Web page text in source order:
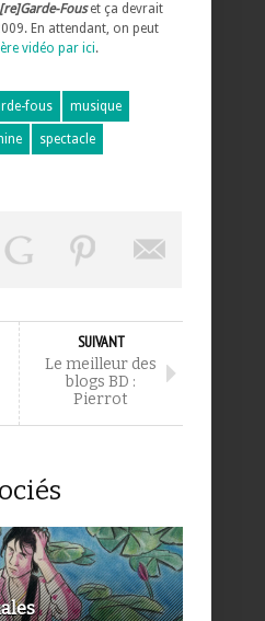
[re]Garde-Fouset ça devrait
En attendant, on peut
vidéo par ici.
fous musique
spectacle
SUIVANT
Le meilleur des
blogs BD :
Pierrot